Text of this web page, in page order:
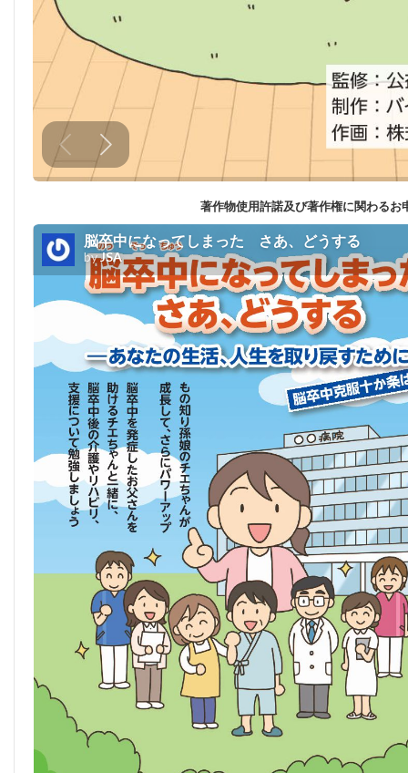
著作物使用許諾及び著作権に関わる